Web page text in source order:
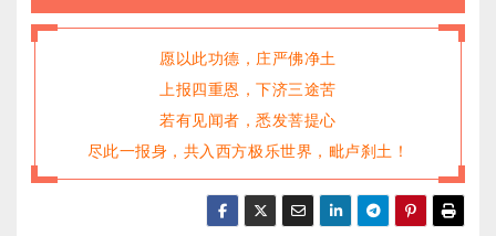
愿以此功德，庄严佛净土
上报四重恩，下济三途苦
若有见闻者，悉发菩提心
尽此一报身，共入西方极乐世界，毗卢刹土！